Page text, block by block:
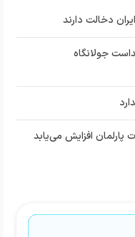
دخالت دارند
جولانگاه
پارلمان افزایش می‌یابد